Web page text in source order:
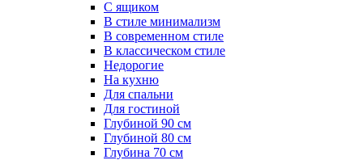
С ящиком
В стиле минимализм
В современном стиле
В классическом стиле
Недорогие
На кухню
Для спальни
Для гостиной
Глубиной 90 см
Глубиной 80 см
Глубина 70 см